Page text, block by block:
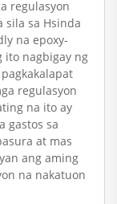
regulasyon
sila sa Hsinda
na epoxy-
ito nagbigay ng
regulasyon
na ito ay
gastos sa
at mas
ang aming
na nakatuon